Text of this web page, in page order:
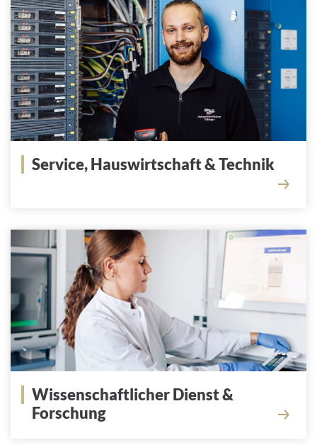
Service, Hauswirtschaft & Technik
Wissenschaftlicher Dienst &
Forschung